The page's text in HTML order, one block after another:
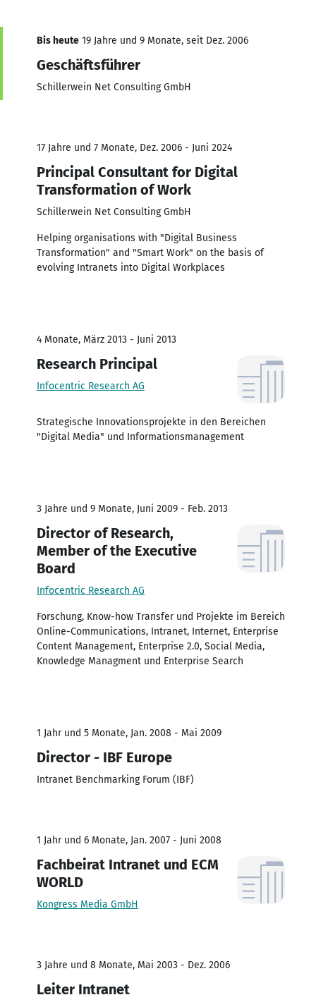
Bis heute 19 Jahre und 9 Monate, seit Dez. 2006
Geschäftsführer
Schillerwein Net Consulting GmbH
17 Jahre und 7 Monate, Dez. 2006 - Juni 2024
Principal Consultant for Digital
Transformation of Work
Schillerwein Net Consulting GmbH
Helping organisations with "Digital Business
Transformation" and "Smart Work" on the basis of
evolving Intranets into Digital Workplaces
4 Monate, März 2013 - Juni 2013
Research Principal
Infocentric Research AG
Strategische Innovationsprojekte in den Bereichen
"Digital Media" und Informationsmanagement
3 Jahre und 9 Monate, Juni 2009 - Feb. 2013
Director of Research,
Member of the Executive
Board
Infocentric Research AG
Forschung, Know-how Transfer und Projekte im Bereich
Online-Communications, Intranet, Internet, Enterprise
Content Management, Enterprise 2.0, Social Media,
Knowledge Managment und Enterprise Search
1 Jahr und 5 Monate, Jan. 2008 - Mai 2009
Director - IBF Europe
Intranet Benchmarking Forum (IBF)
1 Jahr und 6 Monate, Jan. 2007 - Juni 2008
Fachbeirat Intranet und ECM
WORLD
Kongress Media GmbH
3 Jahre und 8 Monate, Mai 2003 - Dez. 2006
Leiter Intranet